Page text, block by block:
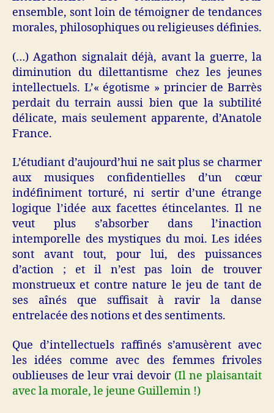
ensemble, sont loin de témoigner de tendances
morales, philosophiques ou religieuses définies.
(…) Agathon signalait déjà, avant la guerre, la
diminution du dilettantisme chez les jeunes
intellectuels. L’« égotisme » princier de Barrès
perdait du terrain aussi bien que la subtilité
délicate, mais seulement apparente, d’Anatole
France.
L’étudiant d’aujourd’hui ne sait plus se charmer
aux musiques confidentielles d’un cœur
indéfiniment torturé, ni sertir d’une étrange
logique l’idée aux facettes étincelantes. Il ne
veut plus s’absorber dans l’inaction
intemporelle des mystiques du moi. Les idées
sont avant tout, pour lui, des puissances
d’action ; et il n’est pas loin de trouver
monstrueux et contre nature le jeu de tant de
ses aînés que suffisait à ravir la danse
entrelacée des notions et des sentiments.
Que d’intellectuels raffinés s’amusèrent avec
les idées comme avec des femmes frivoles
oublieuses de leur vrai devoir (Il ne plaisantait
avec la morale, le jeune Guillemin !)